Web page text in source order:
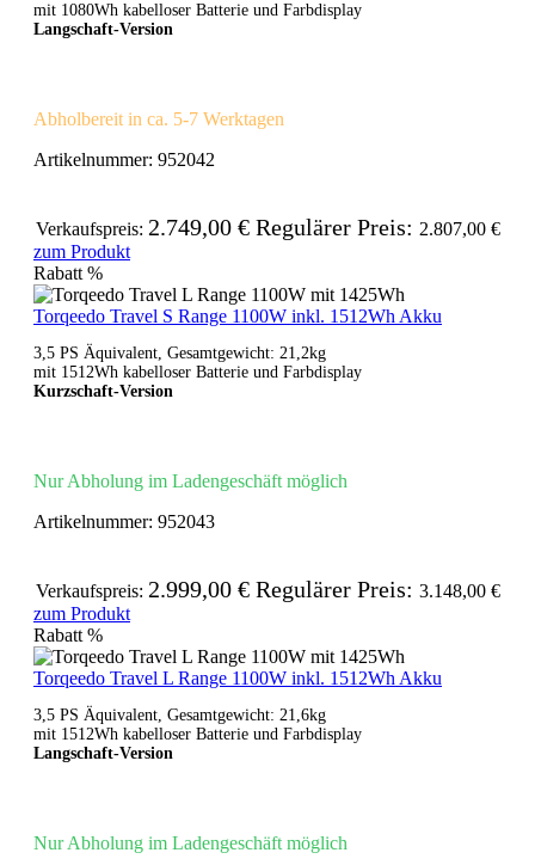
mit 1080Wh kabelloser Batterie und Farbdisplay
Langschaft-Version
Abholbereit in ca. 5-7 Werktagen
Artikelnummer: 952042
Verkaufspreis: 2.749,00 € Regulärer Preis: 2.807,00 €
zum Produkt
Rabatt %
Torqeedo Travel S Range 1100W inkl. 1512Wh Akku
3,5 PS Äquivalent, Gesamtgewicht: 21,2kg
mit 1512Wh kabelloser Batterie und Farbdisplay
Kurzschaft-Version
Nur Abholung im Ladengeschäft möglich
Artikelnummer: 952043
Verkaufspreis: 2.999,00 € Regulärer Preis: 3.148,00 €
zum Produkt
Rabatt %
Torqeedo Travel L Range 1100W inkl. 1512Wh Akku
3,5 PS Äquivalent, Gesamtgewicht: 21,6kg
mit 1512Wh kabelloser Batterie und Farbdisplay
Langschaft-Version
Nur Abholung im Ladengeschäft möglich